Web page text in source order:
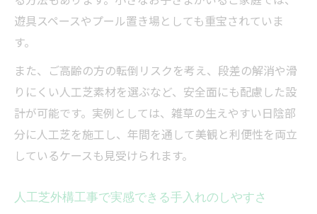
見分け方
人工芝外構工事で業者選びに失敗しないた
外構工事の人工芝施工で口コミや評判を活
かす方法
人工芝外構工事の見積もり内容をしっかり
比較するコツ
対応力
遊具スペースやプール置き場としても重宝されていま
す。
また、ご高齢の方の転倒リスクを考え、段差の解消や滑
りにくい人工芝素材を選ぶなど、安全面にも配慮した設
計が可能です。実例としては、雑草の生えやすい日陰部
分に人工芝を施工し、年間を通して美観と利便性を両立
しているケースも見受けられます。
人工芝外構工事で実感できる手入れのしやすさ